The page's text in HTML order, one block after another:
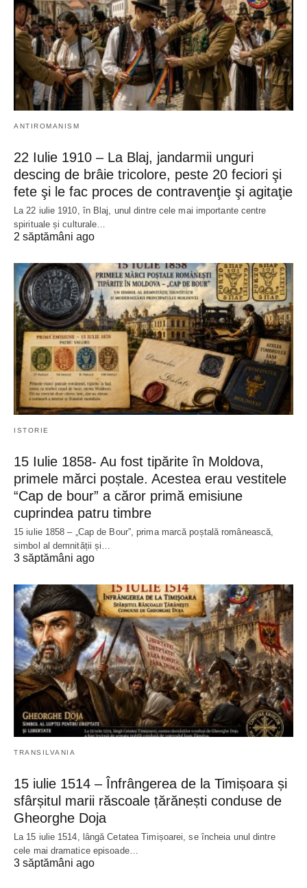
ANTIROMANISM
22 Iulie 1910 – La Blaj, jandarmii unguri
descing de brâie tricolore, peste 20 feciori şi
fete şi le fac proces de contravenţie şi agitaţie
La 22 iulie 1910, în Blaj, unul dintre cele mai importante centre
spirituale și culturale…
2 săptămâni ago
ISTORIE
15 Iulie 1858- Au fost tipărite în Moldova,
primele mărci poștale. Acestea erau vestitele
“Cap de bour” a căror primă emisiune
cuprindea patru timbre
15 iulie 1858 – „Cap de Bour”, prima marcă poștală românească,
simbol al demnității și…
3 săptămâni ago
TRANSILVANIA
15 iulie 1514 – Înfrângerea de la Timișoara și
sfârșitul marii răscoale țărănești conduse de
Gheorghe Doja
La 15 iulie 1514, lângă Cetatea Timișoarei, se încheia unul dintre
cele mai dramatice episoade…
3 săptămâni ago